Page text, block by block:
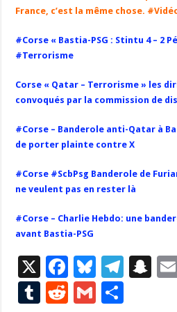
France, c’est la même chose.
#Corse « Bastia-PSG : Stintu 4 – 2
#Terrorisme
Corse « Qatar – Terrorisme » les
convoqués par la commission de
#Corse – Banderole anti-Qatar à
de porter plainte contre X
#Corse #ScbPsg Banderole de
ne veulent pas en rester là
#Corse – Charlie Hebdo: une
avant Bastia-PSG
X
F
ac
Bl
u
T
S
T
R
G